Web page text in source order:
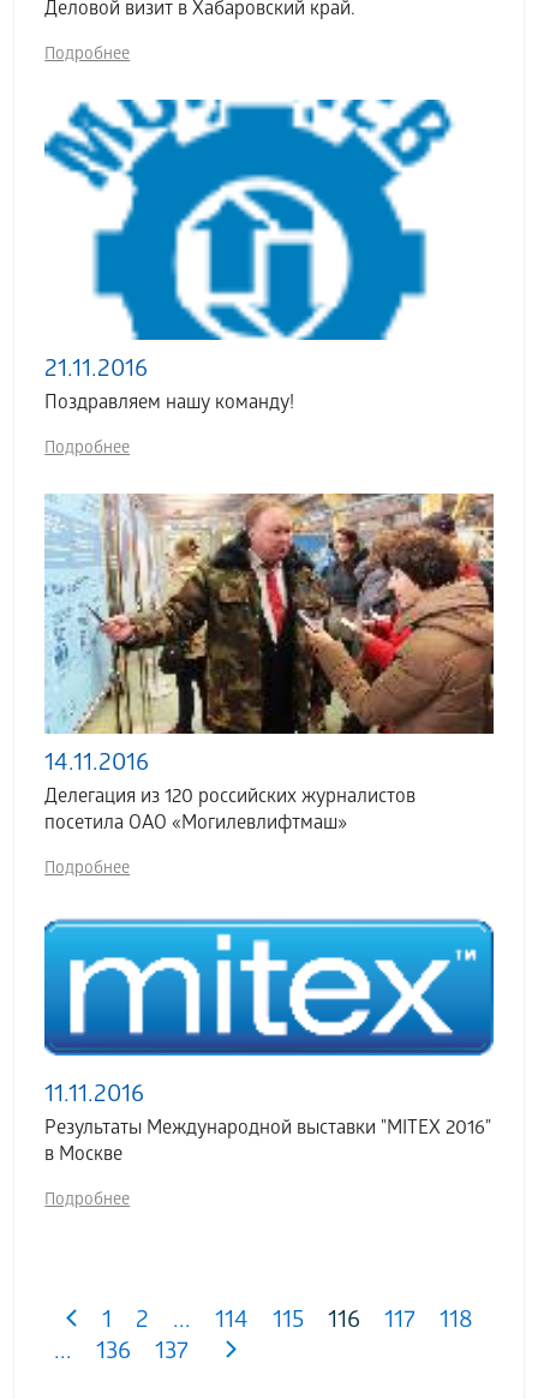
Деловой визит в Хабаровский край.
Подробнее
21.11.2016
Поздравляем нашу команду!
Подробнее
14.11.2016
Делегация из 120 российских журналистов
посетила ОАО «Могилевлифтмаш»
Подробнее
11.11.2016
Результаты Международной выставки "MITEX 2016"
в Москве
Подробнее
1 2 ... 114 115 116 117
118
...
136 137